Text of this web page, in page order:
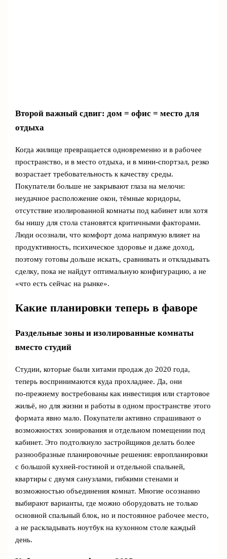
Второй важный сдвиг: дом = офис = место для
отдыха
Когда жилище превращается одновременно и в рабочее
пространство, и в место отдыха, и в мини-спортзал, резко
возрастает требовательность к качеству среды.
Покупатели больше не закрывают глаза на мелочи:
неудачное расположение окон, тёмные коридоры,
отсутствие изолированной комнаты под кабинет или хотя
бы нишу для стола становятся критичными факторами.
Люди осознали, что комфорт дома напрямую влияет на
продуктивность, психическое здоровье и даже доход,
поэтому готовы дольше искать, сравнивать и откладывать
сделку, пока не найдут оптимальную конфигурацию, а не
«что есть сейчас на рынке».
Какие планировки теперь в фаворе
Раздельные зоны и изолированные комнаты
вместо студий
Студии, которые были хитами продаж до 2020 года,
теперь воспринимаются куда прохладнее. Да, они
по‑прежнему востребованы как инвестиция или стартовое
жильё, но для жизни и работы в одном пространстве этого
формата явно мало. Покупатели активно спрашивают о
возможностях зонирования и отдельном помещении под
кабинет. Это подтолкнуло застройщиков делать более
разнообразные планировочные решения: европланировки
с большой кухней-гостиной и отдельной спальней,
квартиры с двумя санузлами, гибкими стенами и
возможностью объединения комнат. Многие осознанно
выбирают варианты, где можно оборудовать не только
основной спальный блок, но и постоянное рабочее место,
а не раскладывать ноутбук на кухонном столе каждый
день.